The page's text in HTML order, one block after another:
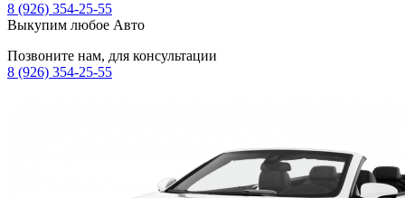
8 (926) 354-25-55
Выкупим любое Авто
Позвоните нам, для консультации
8 (926) 354-25-55